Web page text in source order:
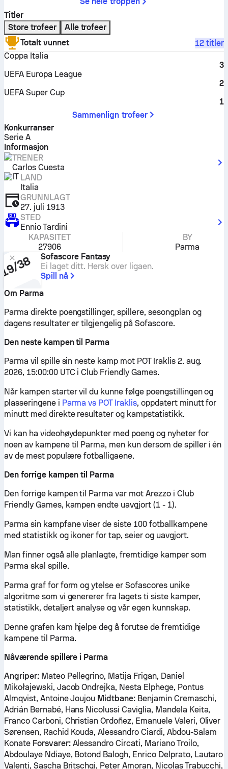
Titler
Store trofeer
Alle trofeer
Totalt vunnet
12 titler
Coppa Italia
3
UEFA Europa League
2
UEFA Super Cup
1
Sammenlign trofeer
Konkurranser
Serie A
Informasjon
TRENER
Carlos Cuesta
LAND
Italia
GRUNNLAGT
27. juli 1913
STED
Ennio Tardini
KAPASITET
27906
BY
Parma
Sofascore Fantasy
Ei laget ditt. Hersk over ligaen.
Spill nå
Om Parma
Parma direkte poengstillinger, spillere, sesongplan og
dagens resultater er tilgjengelig på Sofascore.
Den neste kampen til Parma
Parma vil spille sin neste kamp mot POT Iraklis 2. aug.
2026, 15:00:00 UTC i Club Friendly Games.
Når kampen starter vil du kunne følge poengstillingen og
plasseringene i Parma vs POT Iraklis, oppdatert minutt for
minutt med direkte resultater og kampstatistikk.
Vi kan ha videohøydepunkter med poeng og nyheter for
noen av kampene til Parma, men kun dersom de spiller i én
av de mest populære fotballigaene.
Den forrige kampen til Parma
Den forrige kampen til Parma var mot Arezzo i Club
Friendly Games, kampen endte uavgjort (1 - 1).
Parma sin kampfane viser de siste 100 fotballkampene
med statistikk og ikoner for tap, seier og uavgjort.
Man finner også alle planlagte, fremtidige kamper som
Parma skal spille.
Parma graf for form og ytelse er Sofascores unike
algoritme som vi genererer fra lagets ti siste kamper,
statistikk, detaljert analyse og vår egen kunnskap.
Denne grafen kam hjelpe deg å forutse de fremtidige
kampene til Parma.
Nåværende spillere i Parma
Angriper:Mateo Pellegrino, Matija Frigan, Daniel
Mikołajewski, Jacob Ondrejka, Nesta Elphege, Pontus
Almqvist, Antoine Joujou Midtbane: Benjamin Cremaschi,
Adrián Bernabé, Hans Nicolussi Caviglia, Mandela Keita,
Franco Carboni, Christian Ordoñez, Emanuele Valeri, Oliver
Sørensen, Rachid Kouda, Alessandro Ciardi, Abdou-Salam
Konate Forsvarer:Alessandro Circati, Mariano Troilo,
Abdoulaye Ndiaye, Botond Balogh, Enrico Delprato, Lautaro
Valenti, Sascha Britschgi, Peter Amoran, Nicolas Trabucchi,